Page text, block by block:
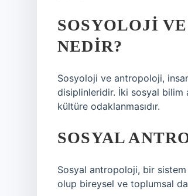
SOSYOLOJI
NEDIR?
Sosyoloji ve antropoloji,
disiplinleridir. İki sosyal bilim
kültüre odaklanmasıdır.
SOSYAL
Sosyal antropoloji, bir sistem
olup bireysel ve toplumsal